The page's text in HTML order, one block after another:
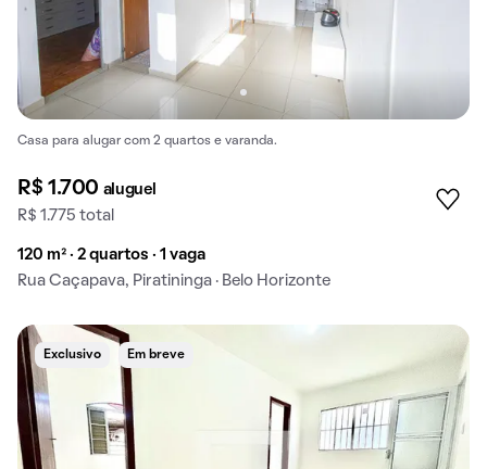
Casa para alugar com 2 quartos e varanda.
R$ 1.700 aluguel
R$ 1.775 total
120 m² · 2 quartos · 1 vaga
Rua Caçapava, Piratininga · Belo Horizonte
Exclusivo Em breve